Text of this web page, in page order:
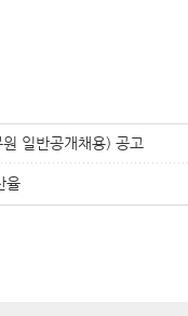
일반공개채용) 공고
율